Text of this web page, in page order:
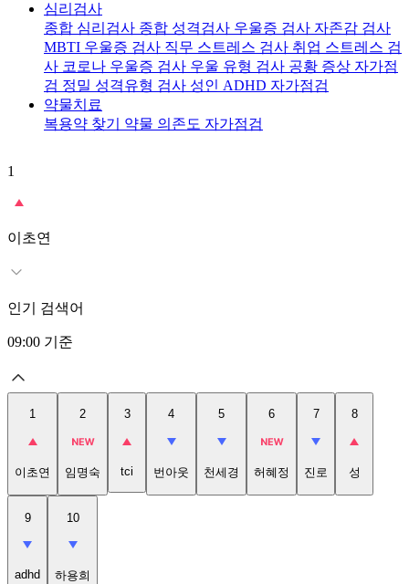
심리검사
종합 심리검사 종합 성격검사 우울증 검사 자존감 검사
MBTI 우울증 검사 직무 스트레스 검사 취업 스트레스 검
사 코로나 우울증 검사 우울 유형 검사 공황 증상 자가점
검 정밀 성격유형 검사 성인 ADHD 자가점검
약물치료
복용약 찾기 약물 의존도 자가점검
1
이초연
인기 검색어
09:00 기준
1
이초연
2
임명숙
3
tci
4
번아웃
5
천세경
6
허혜정
7
진로
8
성
9
adhd
10
하용희